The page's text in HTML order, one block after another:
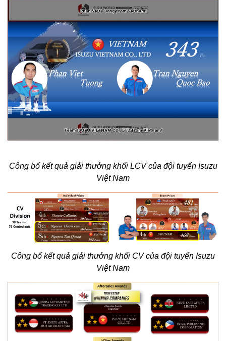
Công bố kết quả giải thưởng khối LCV của đội tuyển Isuzu
Việt Nam
Công bố kết quả giải thưởng khối CV của đội tuyển Isuzu
Việt Nam